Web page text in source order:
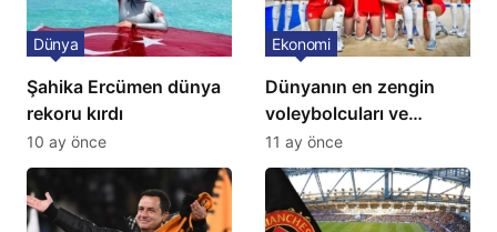
Şahika Ercümen dünya
rekoru kırdı
Dünya
10 ay önce
Dünyanın en zengin
voleybolcuları ve
servetleri açıklandı:
Listede 2 Türk yıldız
bulunuyor
Ekonomi
11 ay önce